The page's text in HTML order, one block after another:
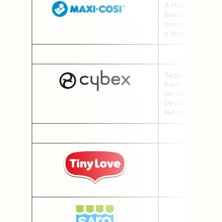
A Maxi-Cosi é
Juvenille, focada
inovadores e
o
Segurança,
base de todos os
combinam
Design elegante
Funcionalidades.